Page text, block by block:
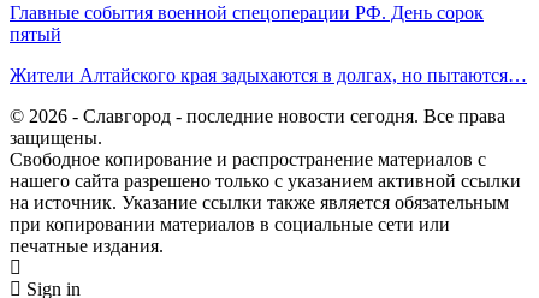
Главные события военной спецоперации РФ. День сорок
пятый
Жители Алтайского края задыхаются в долгах, но пытаются…
© 2026 - Славгород - последние новости сегодня. Все права
защищены.
Свободное копирование и распространение материалов с
нашего сайта разрешено только с указанием активной ссылки
на источник. Указание ссылки также является обязательным
при копировании материалов в социальные сети или
печатные издания.
Sign in